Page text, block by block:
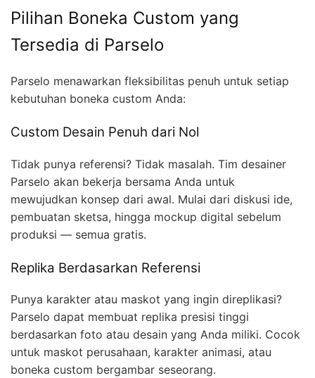
Pilihan Boneka Custom yang
Tersedia di Parselo
Parselo menawarkan fleksibilitas penuh untuk setiap
kebutuhan boneka custom Anda:
Custom Desain Penuh dari Nol
Tidak punya referensi? Tidak masalah. Tim desainer
Parselo akan bekerja bersama Anda untuk
mewujudkan konsep dari awal. Mulai dari diskusi ide,
pembuatan sketsa, hingga mockup digital sebelum
produksi — semua gratis.
Replika Berdasarkan Referensi
Punya karakter atau maskot yang ingin direplikasi?
Parselo dapat membuat replika presisi tinggi
berdasarkan foto atau desain yang Anda miliki. Cocok
untuk maskot perusahaan, karakter animasi, atau
boneka custom bergambar seseorang.